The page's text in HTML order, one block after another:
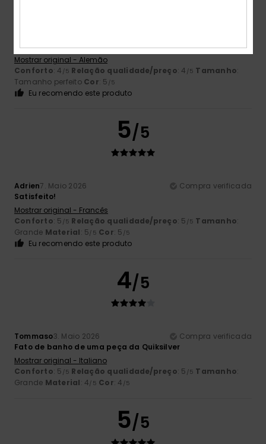
Quase perfeito
Mostrar original - Alemão
Conforto: 4 /5 Relação qualidade/preço: 4 /5 Tamanho:
Tamanho perfeito Cor: 5 /5
Eu recomendo este produto
5/5
Adrien7. Maio 2026
Compra verificada
Satisfeito!
Mostrar original - Francês
Conforto: 5 /5 Relação qualidade/preço: 5 /5 Tamanho:
Grande Material: 5/5 Cor: 5 /5
Eu recomendo este produto
4/5
Tommaso3. Maio 2026
Compra verificada
Fato de banho de uma peça da Quiksilver
Mostrar original - Italiano
Conforto: 5 /5 Relação qualidade/preço: 5 /5 Tamanho:
Grande Material: 4/5 Cor: 4 /5
5/5